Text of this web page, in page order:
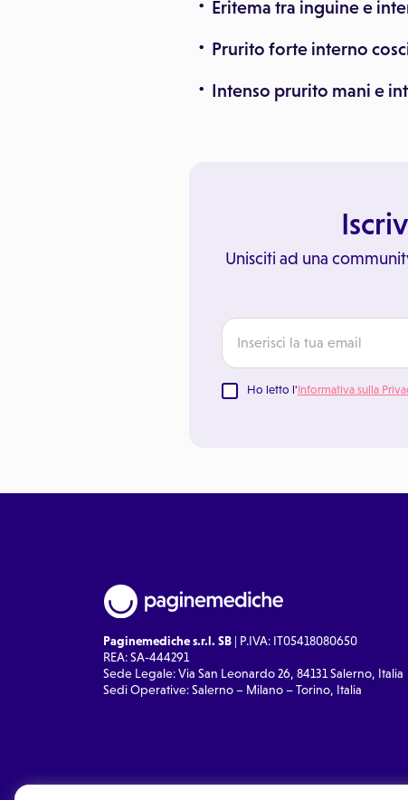
Eritema tra inguine e
Prurito forte interno
Intenso prurito mani e
Unisciti ad una
Ho letto l'Informativa sulla
Paginemediche s.r.l. SB | P.IVA: IT05418080650
REA: SA-444291
Sede Legale: Via San Leonardo 26, 84131 Salerno, Italia
Sedi Operative: Salerno – Milano – Torino, Italia